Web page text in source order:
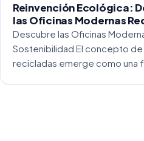
Reinvención Ecológica:
las Oficinas Modernas
Descubre las Oficinas
Sostenibilidad El concepto
recicladas emerge como una